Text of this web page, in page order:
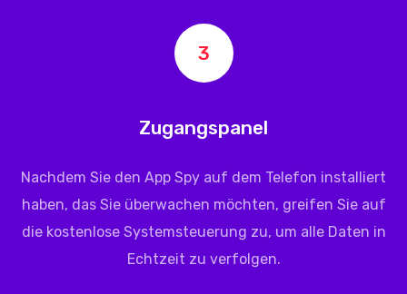
3
Zugangspanel
Nachdem Sie den App Spy auf dem Telefon installiert
haben, das Sie überwachen möchten, greifen Sie auf
die kostenlose Systemsteuerung zu, um alle Daten in
Echtzeit zu verfolgen.